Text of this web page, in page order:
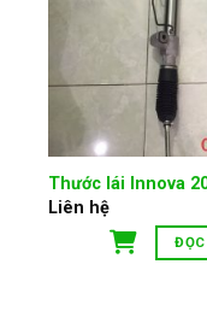
Thước lái Innova
Liên hệ
ĐỌC